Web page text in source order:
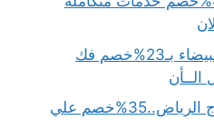
دينا نقل عفش حي الدار البيضاء بـ23%خصم فك
دينا نقل عفش داخل وخارج الرياض..35%خصم علي